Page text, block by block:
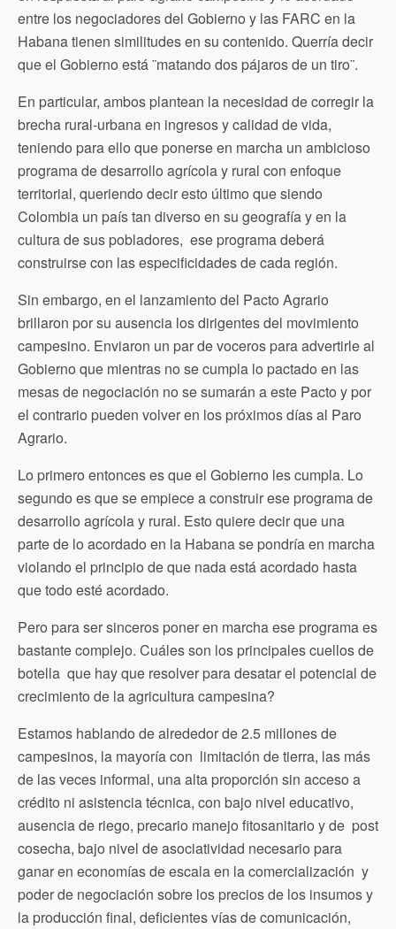
k i
e
n
d
l
p
entre los negociadores del Gobierno y las FARC en la
Habana tienen similitudes en su contenido. Querría decir
que el Gobierno está ¨matando dos pájaros de un tiro¨.
En particular, ambos plantean la necesidad de corregir la
brecha rural-urbana en ingresos y calidad de vida,
teniendo para ello que ponerse en marcha un ambicioso
programa de desarrollo agrícola y rural con enfoque
territorial, queriendo decir esto último que siendo
Colombia un país tan diverso en su geografía y en la
cultura de sus pobladores, ese programa deberá
construirse con las especificidades de cada región.
Sin embargo, en el lanzamiento del Pacto Agrario
brillaron por su ausencia los dirigentes del movimiento
campesino. Enviaron un par de voceros para advertirle al
Gobierno que mientras no se cumpla lo pactado en las
mesas de negociación no se sumarán a este Pacto y por
el contrario pueden volver en los próximos días al Paro
Agrario.
Lo primero entonces es que el Gobierno les cumpla. Lo
segundo es que se empiece a construir ese programa de
desarrollo agrícola y rural. Esto quiere decir que una
parte de lo acordado en la Habana se pondría en marcha
violando el principio de que nada está acordado hasta
que todo esté acordado.
Pero para ser sinceros poner en marcha ese programa es
bastante complejo. Cuáles son los principales cuellos de
botella que hay que resolver para desatar el potencial de
crecimiento de la agricultura campesina?
Estamos hablando de alrededor de 2.5 millones de
campesinos, la mayoría con limitación de tierra, las más
de las veces informal, una alta proporción sin acceso a
crédito ni asistencia técnica, con bajo nivel educativo,
ausencia de riego, precario manejo fitosanitario y de post
cosecha, bajo nivel de asociatividad necesario para
ganar en economías de escala en la comercialización y
poder de negociación sobre los precios de los insumos y
la producción final, deficientes vías de comunicación,